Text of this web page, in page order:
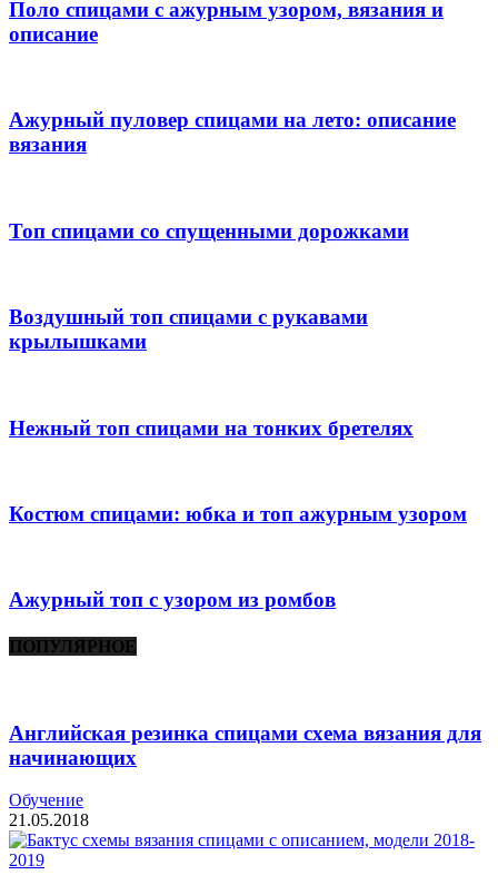
Поло спицами с ажурным узором, вязания и
описание
Ажурный пуловер спицами на лето: описание
вязания
Топ спицами со спущенными дорожками
Воздушный топ спицами с рукавами
крылышками
Нежный топ спицами на тонких бретелях
Костюм спицами: юбка и топ ажурным узором
Ажурный топ с узором из ромбов
ПОПУЛЯРНОЕ
Английская резинка спицами схема вязания для
начинающих
Обучение
21.05.2018